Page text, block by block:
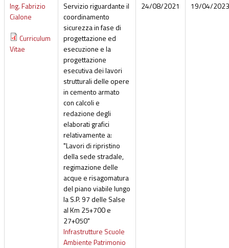
Ing. Fabrizio
Cialone
Curriculum
Vitae
Servizio riguardante il
coordinamento
sicurezza in fase di
progettazione ed
esecuzione e la
progettazione
esecutiva dei lavori
strutturali delle opere
in cemento armato
con calcoli e
redazione degli
elaborati grafici
relativamente a:
"Lavori di ripristino
della sede stradale,
regimazione delle
acque e risagomatura
del piano viabile lungo
la S.P. 97 delle Salse
al Km 25+700 e
27+050"
Infrastrutture Scuole
Ambiente Patrimonio
24/08/2021 19/04/2023